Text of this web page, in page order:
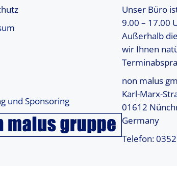
und Sponsoring
Unser Büro
9.00 – 17.00
Außerhalb
wir Ihnen
non malus
Karl-Marx-
01612
Germany
Telefon: